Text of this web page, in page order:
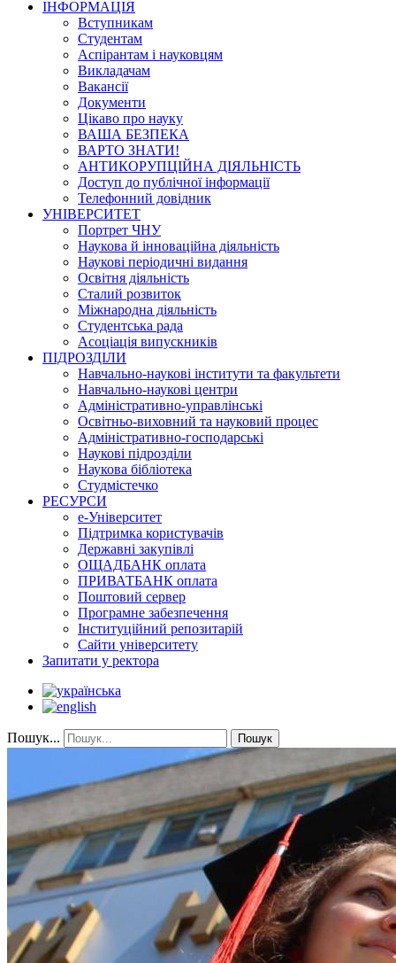
ІНФОРМАЦІЯ
Вступникам
Студентам
Аспірантам і науковцям
Викладачам
Вакансії
Документи
Цікаво про науку
ВАША БЕЗПЕКА
ВАРТО ЗНАТИ!
АНТИКОРУПЦІЙНА ДІЯЛЬНІСТЬ
Доступ до публічної інформації
Телефонний довідник
УНІВЕРСИТЕТ
Портрет ЧНУ
Наукова й інноваційна діяльність
Наукові періодичні видання
Освітня діяльність
Сталий розвиток
Міжнародна діяльність
Студентська рада
Асоціація випускників
ПІДРОЗДІЛИ
Навчально-наукові інститути та факультети
Навчально-наукові центри
Адміністративно-управлінські
Освітньо-виховний та науковий процес
Адміністративно-господарські
Наукові підрозділи
Наукова бібліотека
Студмістечко
РЕСУРСИ
е-Університет
Підтримка користувачів
Державні закупівлі
ОЩАДБАНК оплата
ПРИВАТБАНК оплата
Поштовий сервер
Програмне забезпечення
Інституційний репозитарій
Сайти університету
Запитати у ректора
Пошук... Пошук